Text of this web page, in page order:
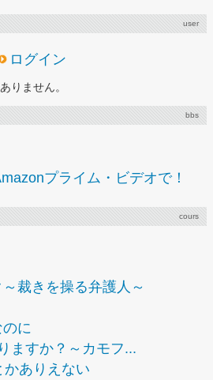
user
ログイン
りません。
bbs
プライム・ビデオで！
cours
裁きを操る弁護人～
に
ますか？～カモフ...
ありえない